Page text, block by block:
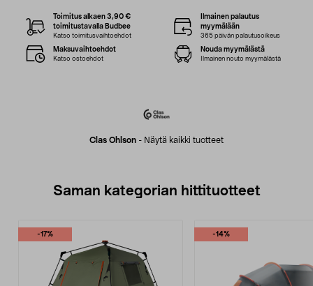
Clas Ohlson - Näytä kaikki tuotteet
Toimitus alkaen 3,90 €
toimitustavalla Budbee
Katso toimitusvaihtoehdot
Ilmainen palautus
myymälään
365 päivän palautusoikeus
Maksuvaihtoehdot
Katso ostoehdot
Nouda myymälästä
Ilmainen nouto myymälästä
Saman kategorian hittituotteet
-17% -14%